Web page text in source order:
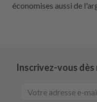
économises aussi de
Inscrivez-vous